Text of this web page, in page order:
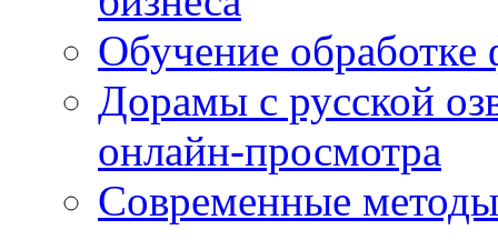
Обучение
Дорамы с русской
онлайн-просмотра
Современные